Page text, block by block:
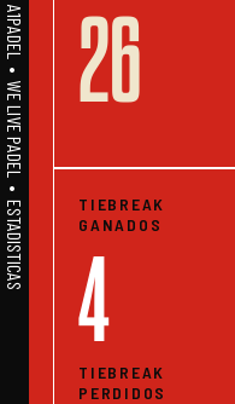
A1PADEL • WE LIVE PADEL • ESTADISTICAS 26
TIEBREAK
GANADOS
4
TIEBREAK
PERDIDOS